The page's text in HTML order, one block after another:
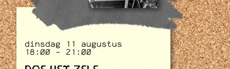
dinsdag 11 augustus
18:00 - 21:00